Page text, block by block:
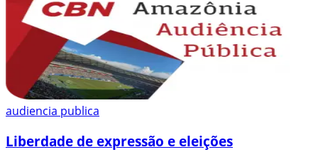
audiencia publica
Liberdade de expressão e eleições